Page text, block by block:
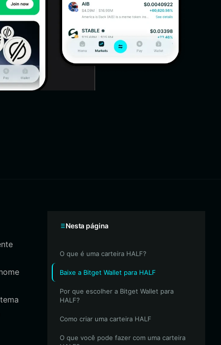
Nesta página
O que é uma carteira HALF?
Baixe a Bitget Wallet para HALF
Por que escolher a Bitget Wallet para
HALF?
Como criar uma carteira HALF
O que você pode fazer com uma carteira